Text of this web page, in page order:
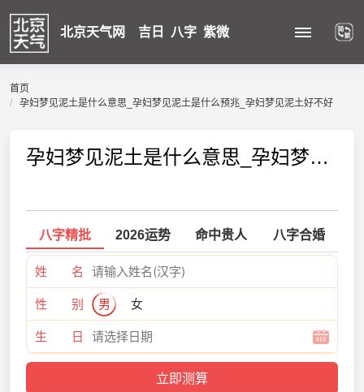
北京天气网 吉日 八字 紫微
首页
孕妇梦见泥土是什么意思_孕妇梦见泥土是什么预兆_孕妇梦见泥土好不好
孕妇梦见泥土是什么意思_孕妇梦见泥土是什么预兆_孕妇梦见泥土好不好
八字精批 2026运势 命中贵人 八字合婚
姓 名
性 别 男 女
生 日